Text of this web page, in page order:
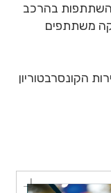
השתתפות בהרכב
משתתפים
הקונסרבטוריון